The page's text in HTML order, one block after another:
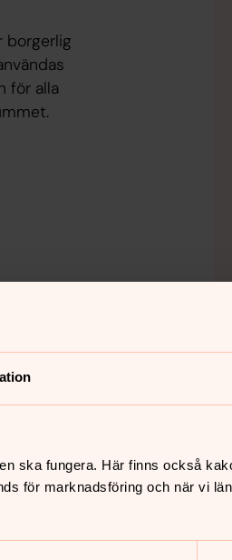
ska fungera. Här finns också
för marknadsföring och när vi
borgerlig
för alla